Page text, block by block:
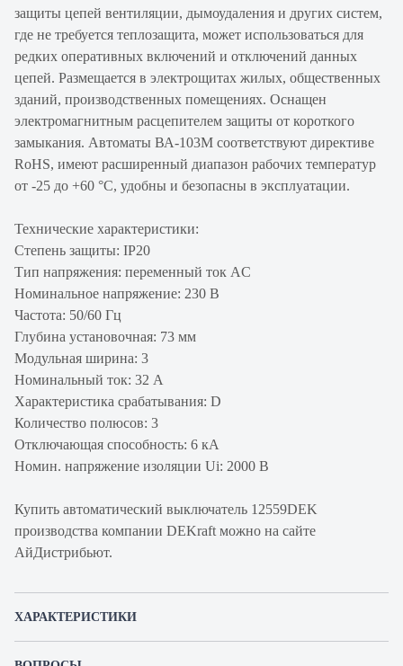
защиты цепей вентиляции, дымоудаления и других систем,
где не требуется теплозащита, может использоваться для
редких оперативных включений и отключений данных
цепей. Размещается в электрощитах жилых, общественных
зданий, производственных помещениях. Оснащен
электромагнитным расцепителем защиты от короткого
замыкания. Автоматы ВА-103М соответствуют директиве
RoHS, имеют расширенный диапазон рабочих температур
от -25 до +60 °C, удобны и безопасны в эксплуатации.
Технические характеристики:
Степень защиты: IP20
Тип напряжения: переменный ток AC
Номинальное напряжение: 230 В
Частота: 50/60 Гц
Глубина установочная: 73 мм
Модульная ширина: 3
Номинальный ток: 32 А
Характеристика срабатывания: D
Количество полюсов: 3
Отключающая способность: 6 кА
Номин. напряжение изоляции Ui: 2000 В
Купить автоматический выключатель 12559DEK
производства компании DEKraft можно на сайте
АйДистрибьют.
ХАРАКТЕРИСТИКИ